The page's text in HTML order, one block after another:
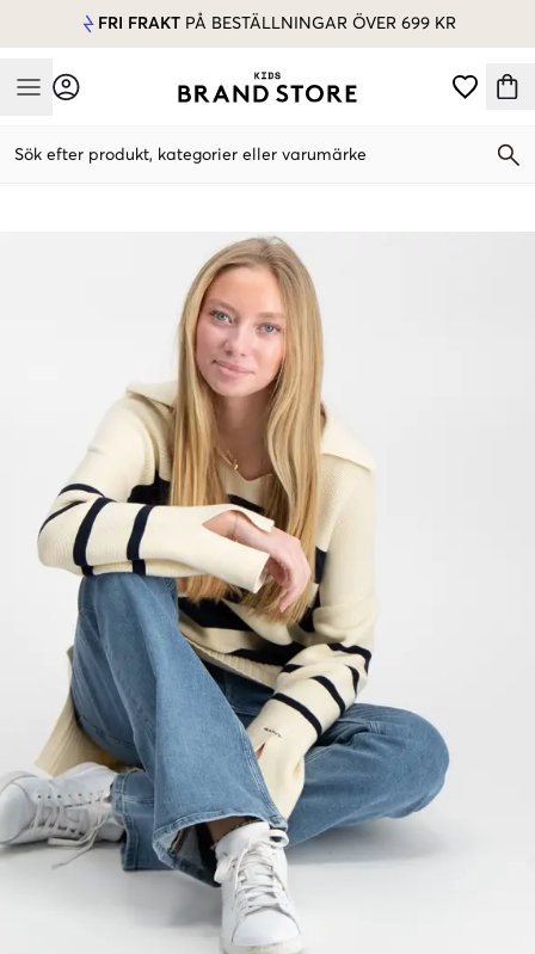
FRI FRAKT PÅ BESTÄLLNINGAR ÖVER 699 KR
Mobile Menu
Sök efter produkt, kategorier eller varumärke